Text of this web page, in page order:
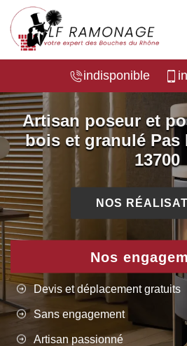
indisponible
Artisan poseur et
bois et granulé Pas
13700
NOS
Nos
Devis et déplacement gratuits
Sans engagement
Artisan passionné